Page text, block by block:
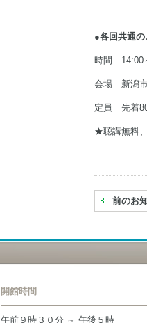
●各回共通
時間 14:00
会場 新潟
定員 先着80
★聴講無料
前のお
開館時間
午前９時３０分 ～ 午後５時